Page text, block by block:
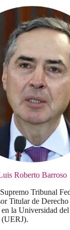
Roberto Barroso
Tribunal
Titular de Derecho
la Universidad del
(UERJ).